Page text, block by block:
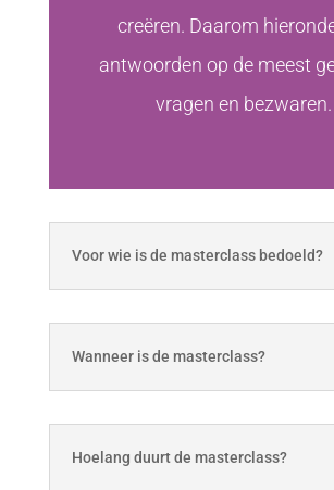
creëren. Daarom
antwoorden op de meest
vragen en bezwaren.
Voor wie is de masterclass bedoeld?
Wanneer is de masterclass?
Hoelang duurt de masterclass?